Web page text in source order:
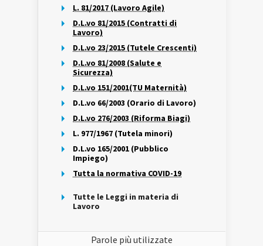
L. 81/2017 (Lavoro Agile)
D.L.vo 81/2015 (Contratti di
Lavoro)
D.L.vo 23/2015 (Tutele Crescenti)
D.L.vo 81/2008 (Salute e
Sicurezza)
D.L.vo 151/2001(TU Maternità)
D.L.vo 66/2003 (Orario di Lavoro)
D.L.vo 276/2003 (Riforma Biagi)
L. 977/1967 (Tutela minori)
D.L.vo 165/2001 (Pubblico
Impiego)
Tutta la normativa COVID-19
Tutte le Leggi in materia di
Lavoro
Parole più utilizzate